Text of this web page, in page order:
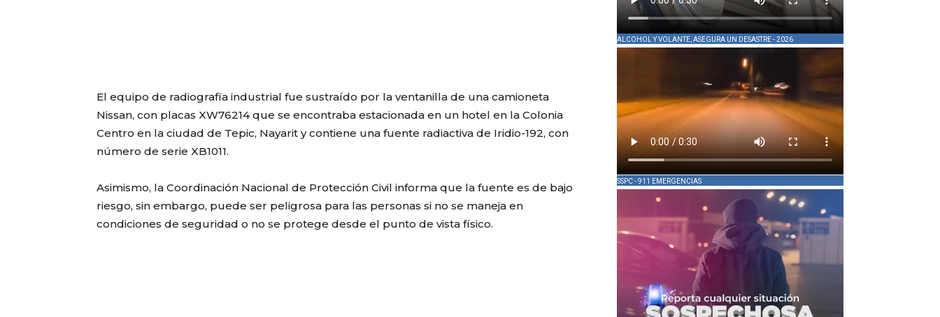
El equipo de radiografía industrial fue sustraído por la ventanilla de una camioneta
Nissan, con placas XW76214 que se encontraba estacionada en un hotel en la Colonia
Centro en la ciudad de Tepic, Nayarit y contiene una fuente radiactiva de Iridio-192, con
número de serie XB1011.
Asimismo, la Coordinación Nacional de Protección Civil informa que la fuente es de bajo
riesgo, sin embargo, puede ser peligrosa para las personas si no se maneja en
condiciones de seguridad o no se protege desde el punto de vista físico.
ALCOHOL Y VOLANTE, ASEGURA UN DESASTRE - 2026
SSPC - 911 EMERGENCIAS